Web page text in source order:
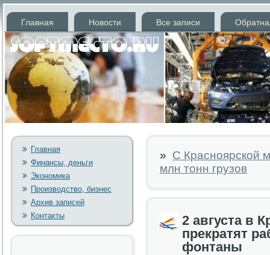
Главная Новости Все записи
Главная
Финансы, деньги
Экономика
Производство, бизнес
Архив записей
Контакты
» С Красноярской
млн тонн грузов
2 августа в
прекратят
фонтаны